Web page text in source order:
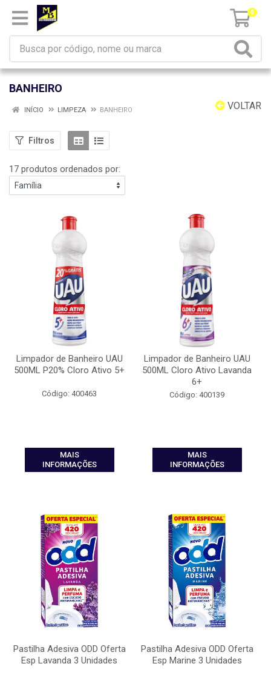
0
BANHEIRO
VOLTAR
INÍCIO LIMPEZA BANHEIRO
Filtros
17 produtos ordenados por:
Limpador de Banheiro UAU
500ML P20% Cloro Ativo 5+
Código: 400463
MAIS
INFORMAÇÕES
Limpador de Banheiro UAU
500ML Cloro Ativo Lavanda
6+
Código: 400139
MAIS
INFORMAÇÕES
Pastilha Adesiva ODD Oferta
Esp Lavanda 3 Unidades
Pastilha Adesiva ODD Oferta
Esp Marine 3 Unidades